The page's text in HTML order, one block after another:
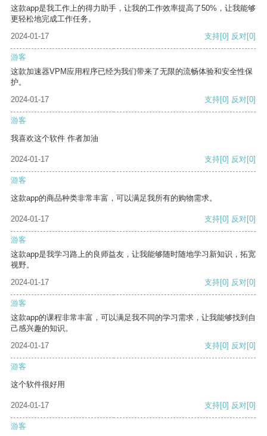
这款app是我工作上的得力助手，让我的工作效率提高了50%，让我能够
更轻松地完成工作任务。
2024-01-17
支持[0] 反对[0]
游客
这款加速器VPM应用程序已经为我们带来了无限的流畅体验和安全性保
护。
2024-01-17
支持[0] 反对[0]
游客
我喜欢这个软件 作者加油
2024-01-17 支持[0] 反对[0]
游客
这款app的商品种类非常丰富，可以满足我所有的购物需求。
2024-01-17 支持[0] 反对[0]
游客
这款app是我学习路上的良师益友，让我能够随时随地学习新知识，拓宽
视野。
2024-01-17
支持[0] 反对[0]
游客
这款app的课程非常丰富，可以满足我不同的学习需求，让我能够找到自
己感兴趣的知识。
2024-01-17
支持[0] 反对[0]
游客
这个软件很好用
2024-01-17 支持[0] 反对[0]
游客